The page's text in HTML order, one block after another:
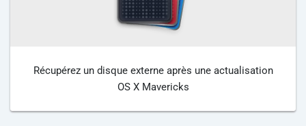
Récupérez un disque externe après une actualisation
OS X Mavericks